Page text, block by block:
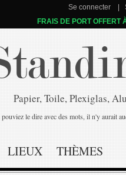
Se connecter
FRAIS DE PORT OFFERT
Papier, Toile, Plexiglas,
le dire avec des mots, il n'y aurait
LIEUX THÈMES